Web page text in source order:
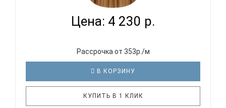
Цена: 4 230 р.
Рассрочка от 353р./м
В КОРЗИНУ
КУПИТЬ В 1 КЛИК